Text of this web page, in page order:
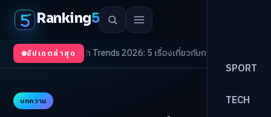
Ranking5
SPORT
TECH
อัปเดตล่าสุด
Health Trends 2026: 5 เรื่องเกี่ยวกับการแพทย์ที่ควรรู้
บทความ